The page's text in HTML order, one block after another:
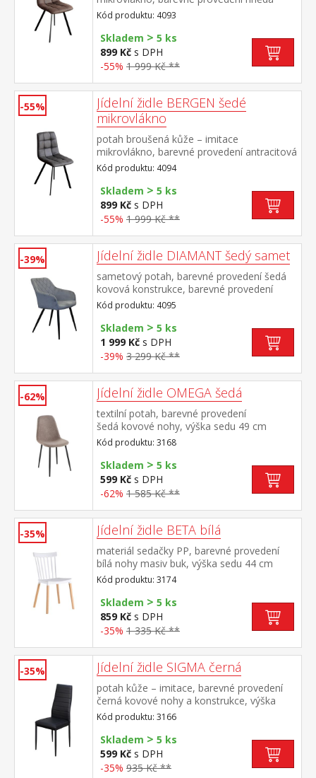
kovová konstrukce, barevné provedení
černá výška sedu 51 cm
Kód produktu: 4093
Skladem > 5 ks
899 Kč s DPH
-55% 1 999 Kč **
-55%
Jídelní židle BERGEN šedé
mikrovlákno
potah broušená kůže – imitace
mikrovlákno, barevné provedení antracitová
kovová konstrukce, barevné provedení
černá výška sedu 51 cm
Kód produktu: 4094
Skladem > 5 ks
899 Kč s DPH
-55% 1 999 Kč **
-39% Jídelní židle DIAMANT šedý samet
sametový potah, barevné provedení šedá
kovová konstrukce, barevné provedení
černá výška sedu 51 cm, hloubka sedu 45,5
cm šířka sedu v zadní nejužší části 36 cm, v
přední části 42 cmvhodná ke stolu BERGEN
dub 4090
Kód produktu: 4095
Skladem > 5 ks
1 999 Kč s DPH
-39% 3 299 Kč **
-62% Jídelní židle OMEGA šedá
textilní potah, barevné provedení
šedá kovové nohy, výška sedu 49 cm
Kód produktu: 3168
Skladem > 5 ks
599 Kč s DPH
-62% 1 585 Kč **
-35% Jídelní židle BETA bílá
materiál sedačky PP, barevné provedení
bílá nohy masiv buk, výška sedu 44 cm
Kód produktu: 3174
Skladem > 5 ks
859 Kč s DPH
-35% 1 335 Kč **
-35% Jídelní židle SIGMA černá
potah kůže – imitace, barevné provedení
černá kovové nohy a konstrukce, výška
sedu 47 cm
Kód produktu: 3166
Skladem > 5 ks
599 Kč s DPH
-35% 935 Kč **